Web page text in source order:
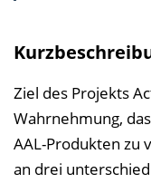
Ziel des Projekts
Wahrnehmung,
AAL-Produkten zu
an drei